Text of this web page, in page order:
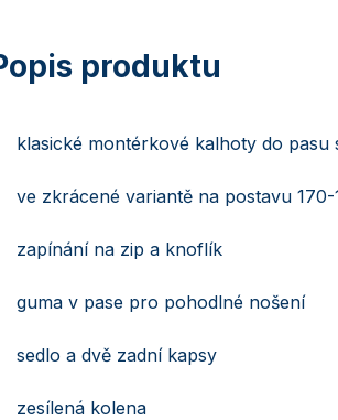
klasické montérkové kalhoty do
ve zkrácené variantě na postavu 170-
zapínání na zip a knoflík
guma v pase pro pohodlné nošení
sedlo a dvě zadní kapsy
zesílená kolena